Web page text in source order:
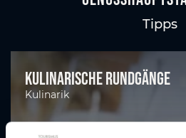
Tipps
Kulinarische Rundgänge
Kulinarik